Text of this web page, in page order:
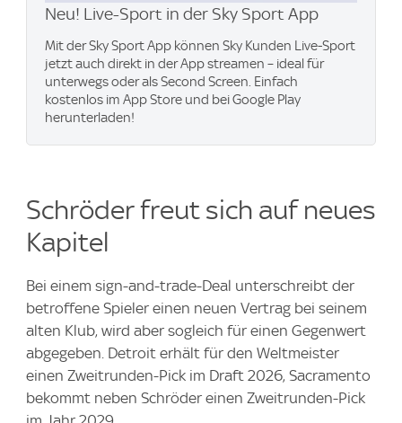
Neu! Live-Sport in der Sky Sport App
Mit der Sky Sport App können Sky Kunden Live-Sport
jetzt auch direkt in der App streamen – ideal für
unterwegs oder als Second Screen. Einfach
kostenlos im App Store und bei Google Play
herunterladen!
Schröder freut sich auf neues
Kapitel
Bei einem sign-and-trade-Deal unterschreibt der
betroffene Spieler einen neuen Vertrag bei seinem
alten Klub, wird aber sogleich für einen Gegenwert
abgegeben. Detroit erhält für den Weltmeister
einen Zweitrunden-Pick im Draft 2026, Sacramento
bekommt neben Schröder einen Zweitrunden-Pick